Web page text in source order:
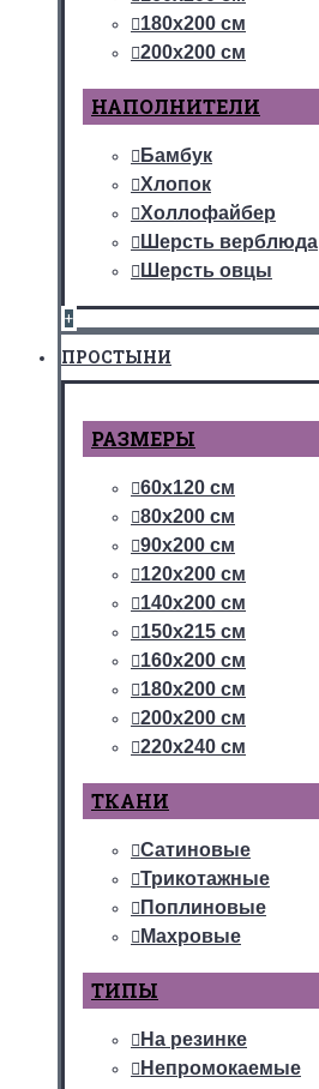
180х200 см
200х200 см
НАПОЛНИТЕЛИ
Бамбук
Хлопок
Холлофайбер
Шерсть верблюда
Шерсть овцы
+
ПРОСТЫНИ
РАЗМЕРЫ
60х120 см
80х200 см
90х200 см
120х200 см
140х200 см
150х215 см
160х200 см
180х200 см
200х200 см
220х240 см
ТКАНИ
Сатиновые
Трикотажные
Поплиновые
Махровые
ТИПЫ
На резинке
Непромокаемые